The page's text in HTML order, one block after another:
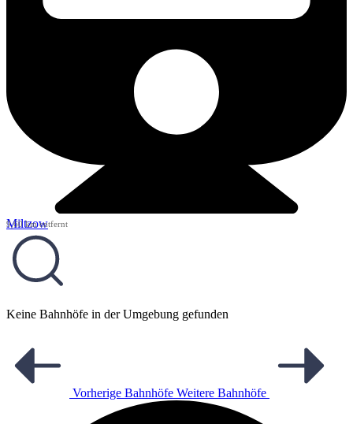
Miltzow
9,60 km entfernt
Keine Bahnhöfe in der Umgebung gefunden
Vorherige Bahnhöfe Weitere Bahnhöfe